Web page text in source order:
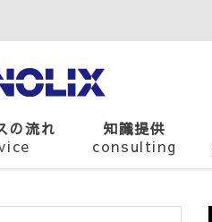
の流れ
知識提供
consulting